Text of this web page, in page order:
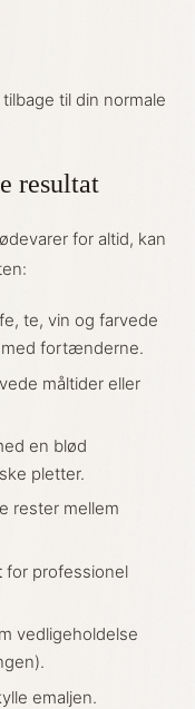
til din normale
resultat
for altid, kan
te, vin og farvede
med fortænderne.
måltider eller
en blød
pletter.
rester mellem
for professionel
vedligeholdelse
emaljen.